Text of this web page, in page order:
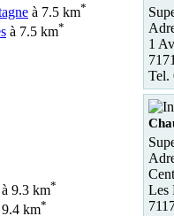
à 7.5 km*
à 7.5 km*
à 9.3 km*
9.4 km*
1
Tel.
Les